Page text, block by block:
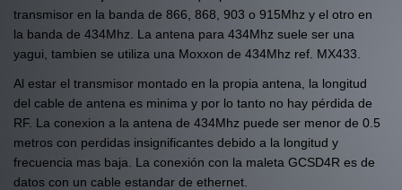
transmisor en la banda de 866, 868, 903 o 915Mhz y el otro en
la banda de 434Mhz. La antena para 434Mhz suele ser una
yagui, tambien se utiliza una Moxxon de 434Mhz ref. MX433.
Al estar el transmisor montado en la propia antena, la longitud
del cable de antena es minima y por lo tanto no hay pérdida de
RF. La conexion a la antena de 434Mhz puede ser menor de 0.5
metros con perdidas insignificantes debido a la longitud y
frecuencia mas baja. La conexión con la maleta GCSD4R es de
datos con un cable estandar de ethernet.